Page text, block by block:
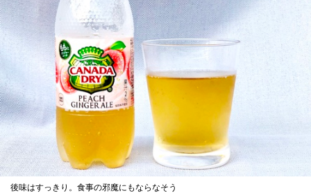
後味はすっきり。食事の邪魔にもならなそう